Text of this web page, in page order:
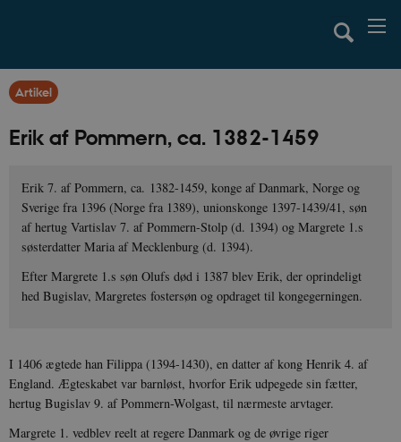
Artikel
Erik af Pommern, ca. 1382-1459
Erik 7. af Pommern, ca. 1382-1459, konge af Danmark, Norge og
Sverige fra 1396 (Norge fra 1389), unionskonge 1397-1439/41, søn
af hertug Vartislav 7. af Pommern-Stolp (d. 1394) og Margrete 1.s
søsterdatter Maria af Mecklenburg (d. 1394).
Efter Margrete 1.s søn Olufs død i 1387 blev Erik, der oprindeligt
hed Bugislav, Margretes fostersøn og opdraget til kongegerningen.
I 1406 ægtede han Filippa (1394-1430), en datter af kong Henrik 4. af
England. Ægteskabet var barnløst, hvorfor Erik udpegede sin fætter,
hertug Bugislav 9. af Pommern-Wolgast, til nærmeste arvtager.
Margrete 1. vedblev reelt at regere Danmark og de øvrige riger